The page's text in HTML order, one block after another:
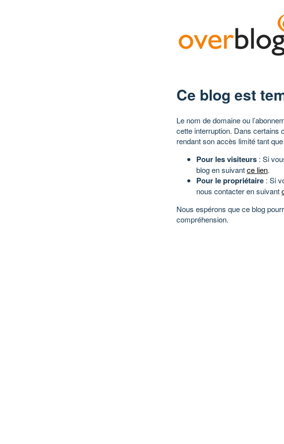
Ce blog est
Le nom de domaine ou
cette interruption. Dans certains
rendant son accès limité tant
Pour les visiteurs : Si
blog en suivantce lien.
Pour le propriétaire : Si
nous contacter en suivant
Nous espérons que ce blog
compréhension.